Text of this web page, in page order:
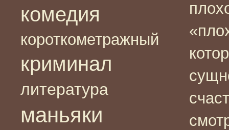
комедия
короткометражный
криминал
литература
маньяки